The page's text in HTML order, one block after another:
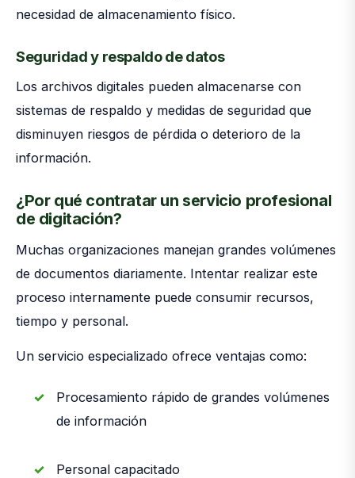
necesidad de almacenamiento físico.
Seguridad y respaldo de datos
Los archivos digitales pueden almacenarse con
sistemas de respaldo y medidas de seguridad que
disminuyen riesgos de pérdida o deterioro de la
información.
¿Por qué contratar un servicio profesional
de digitación?
Muchas organizaciones manejan grandes volúmenes
de documentos diariamente. Intentar realizar este
proceso internamente puede consumir recursos,
tiempo y personal.
Un servicio especializado ofrece ventajas como:
Procesamiento rápido de grandes volúmenes
de información
Personal capacitado